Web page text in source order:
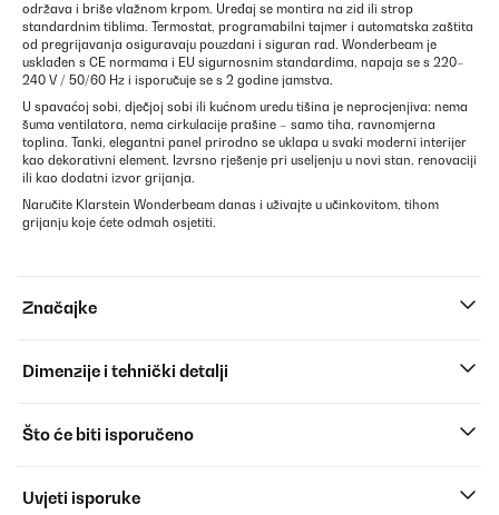
održava i briše vlažnom krpom. Uređaj se montira na zid ili strop
standardnim tiblima. Termostat, programabilni tajmer i automatska zaštita
od pregrijavanja osiguravaju pouzdani i siguran rad. Wonderbeam je
usklađen s CE normama i EU sigurnosnim standardima, napaja se s 220–
240 V / 50/60 Hz i isporučuje se s 2 godine jamstva.
U spavaćoj sobi, dječjoj sobi ili kućnom uredu tišina je neprocjenjiva: nema
šuma ventilatora, nema cirkulacije prašine – samo tiha, ravnomjerna
toplina. Tanki, elegantni panel prirodno se uklapa u svaki moderni interijer
kao dekorativni element. Izvrsno rješenje pri useljenju u novi stan, renovaciji
ili kao dodatni izvor grijanja.
Naručite Klarstein Wonderbeam danas i uživajte u učinkovitom, tihom
grijanju koje ćete odmah osjetiti.
Značajke
Dimenzije i tehnički detalji
Što će biti isporučeno
Uvjeti isporuke